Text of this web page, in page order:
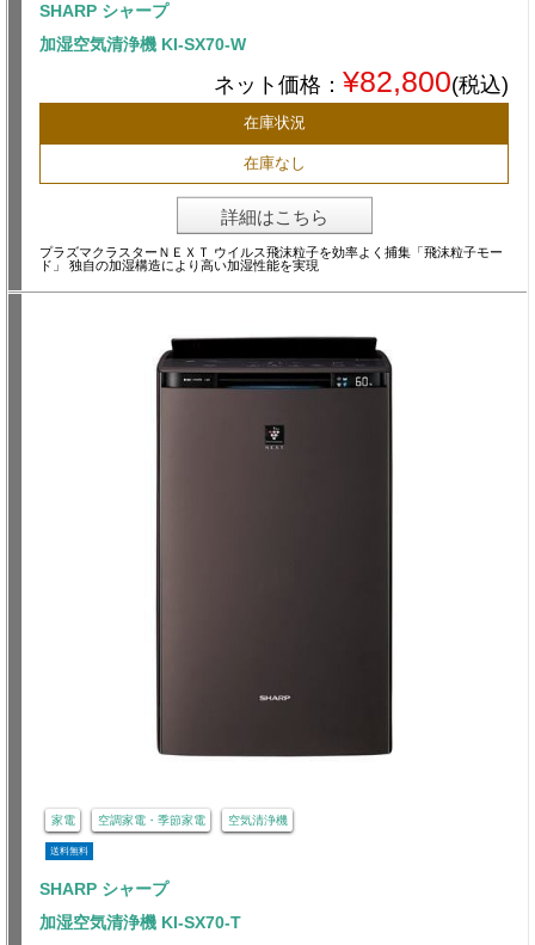
SHARP シャープ
加湿空気清浄機 KI-SX70-W
ネット価格： ¥82,800(税込)
在庫状況
在庫なし
詳細はこちら
プラズマクラスターＮＥＸＴ ウイルス飛沫粒子を効率よく捕集「飛沫粒子モー
ド」 独自の加湿構造により高い加湿性能を実現
家電 空調家電・季節家電 空気清浄機
送料無料
SHARP シャープ
加湿空気清浄機 KI-SX70-T